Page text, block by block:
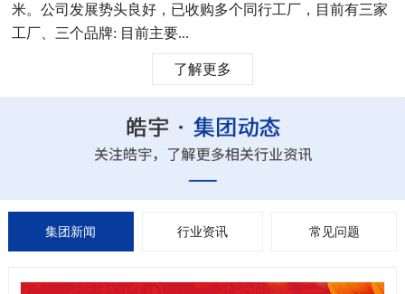
米。公司发展势头良好，已收购多个同行工厂，目前有三家
工厂、三个品牌: 目前主要...
了解更多
集团新闻 行业资讯 常见问题